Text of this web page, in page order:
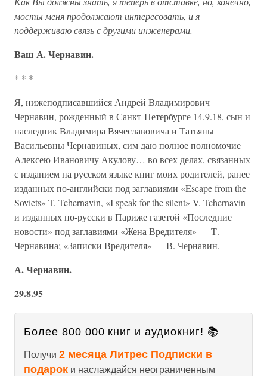
мосты меня продолжают интересовать, и я
поддерживаю связь с другими инженерами.
Ваш А. Чернавин.
* * *
Я, нижеподписавшийся Андрей Владимирович
Чернавин, рожденный в Санкт-Петербурге 14.9.18, сын и
наследник Владимира Вячеславовича и Татьяны
Васильевны Чернавиных, сим даю полное полномочие
Алексею Ивановичу Акулову… во всех делах, связанных
с изданием на русском языке книг моих родителей, ранее
изданных по-английски под заглавиями «Escape from the
Soviets» T. Tchernavin, «I speak for the silent» V. Tchernavin
и изданных по-русски в Париже газетой «Последние
новости» под заглавиями «Жена Вредителя» — Т.
Чернавина; «Записки Вредителя» — В. Чернавин.
А. Чернавин.
29.8.95
Более 800 000 книг и аудиокниг! 📚
Получи 2 месяца Литрес Подписки в
подарок и наслаждайся неограниченным